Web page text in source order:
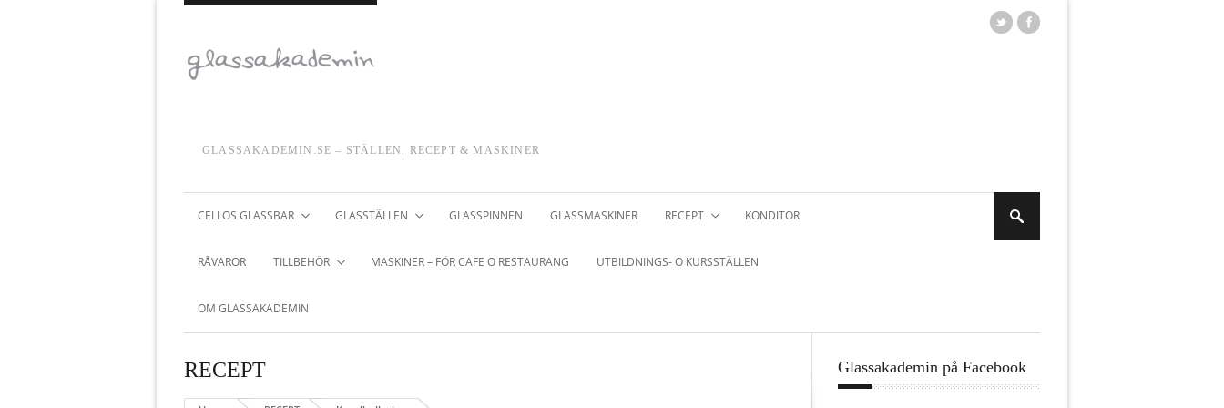
GLASSAKADEMIN.SE – STÄLLEN, RECEPT & MASKINER
CELLOS GLASSBAR GLASSTÄLLEN GLASSPINNEN GLASSMASKINER RECEPT KONDITOR
RÅVAROR TILLBEHÖR MASKINER – FÖR CAFE O RESTAURANG UTBILDNINGS- O KURSSTÄLLEN
OM GLASSAKADEMIN
RECEPT Glassakademin på Facebook